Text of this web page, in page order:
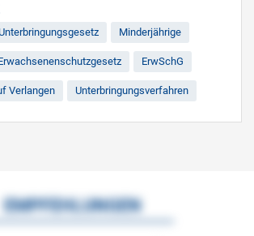
Minderjährige
ErwSchG
Verlangen Unterbringungsverfahren
EMPFEHLUNGEN